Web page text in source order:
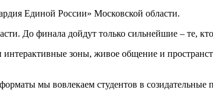
Единой России» Московской области.
До финала дойдут только сильнейшие – те, кто
зоны, живое общение и
мы вовлекаем студентов в